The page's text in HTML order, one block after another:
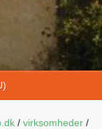
/ virksomheder/